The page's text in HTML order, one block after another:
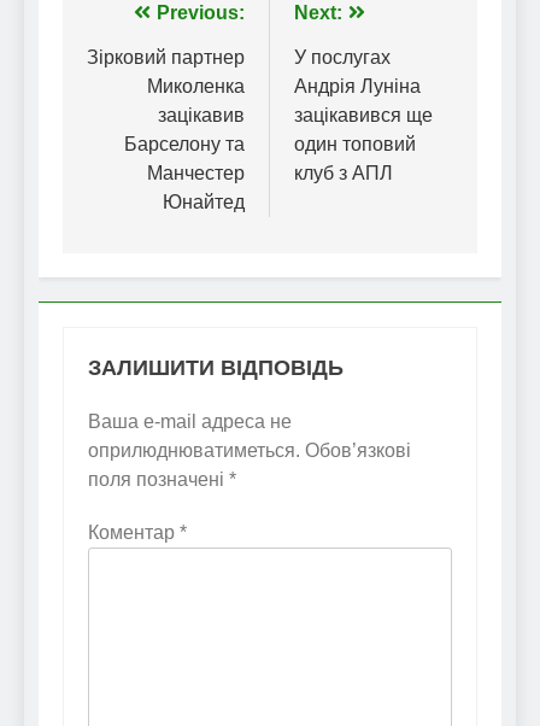
Навігація
записів
Previous:
Зірковий партнер
Миколенка
зацікавив
Барселону та
Манчестер
Юнайтед
Next:
У послугах
Андрія Луніна
зацікавився ще
один топовий
клуб з АПЛ
ЗАЛИШИТИ ВІДПОВІДЬ
Ваша e-mail адреса не
оприлюднюватиметься. Обов’язкові
поля позначені *
Коментар *